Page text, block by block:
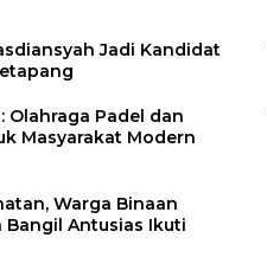
Jadi Kandidat
Olahraga Padel dan
Masyarakat Modern
Warga Binaan
Bangil Antusias Ikuti